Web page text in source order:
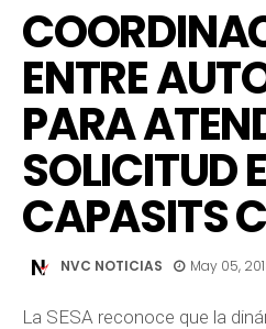
ENTRE
PARA
SOLICITUD
CAPASITS
NVC NOTICIAS May 05,
La SESA reconoce que la